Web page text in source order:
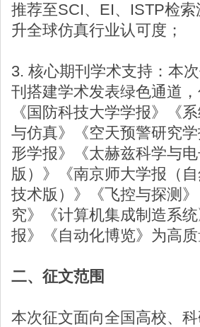
推荐至SCI、EI、ISTP检
升全球仿真行业认可度；
3. 核心期刊学术支持：本
刊搭建学术发表绿色通道
《国防科技大学学报》《
与仿真》《空天预警研究
形学报》《太赫兹科学与
版）》《南京师大学报（
技术版）》《飞控与探测
究》《计算机集成制造系
报》《自动化博览》为高
二、征文范围
本次征文面向全国高校、